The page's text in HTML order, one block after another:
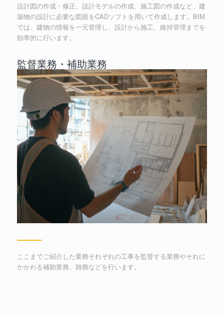
設計図の作成・修正、設計モデルの作成、施工図の作成など、建
築物の設計に必要な図面をCADソフトを用いて作成します。BIM
では、建物の情報を一元管理し、設計から施工、維持管理までを
効率的に行います。
監督業務・補助業務
ここまでご紹介した業務それぞれの工事を監督する業務やそれに
かかわる補助業務、雑務などを行います。